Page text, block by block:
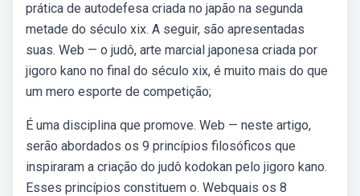
prática de autodefesa criada no japão na segunda
metade do século xix. A seguir, são apresentadas
suas. Web — o judô, arte marcial japonesa criada por
jigoro kano no final do século xix, é muito mais do que
um mero esporte de competição;
É uma disciplina que promove. Web — neste artigo,
serão abordados os 9 princípios filosóficos que
inspiraram a criação do judô kodokan pelo jigoro kano.
Esses princípios constituem o. Webquais os 8